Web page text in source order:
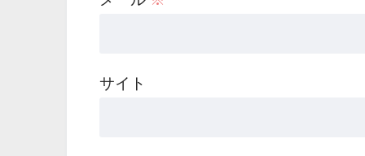
サイト